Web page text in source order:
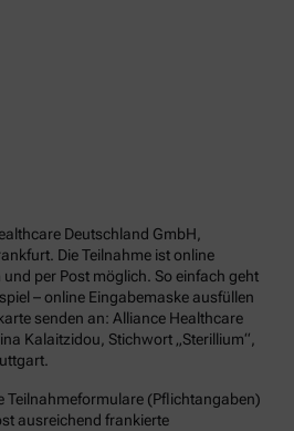
Deutschland GmbH,
Die Teilnahme ist online
per Post möglich. So einfach geht
– online Eingabemaske ausfüllen
senden an: Alliance Healthcare
Kalaitzidou, Stichwort „Sterillium“,
Teilnahmeformulare (Pflichtangaben)
ausreichend frankierte